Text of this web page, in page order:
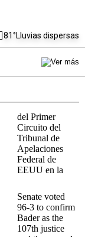
81°Lluvias dispersas